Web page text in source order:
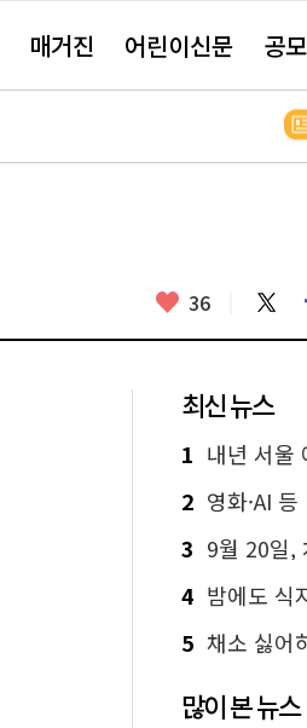
매거진 어린이신문 공
좋
요
36 트
위
터
최신 뉴스
1 내년 서울 예
2 영화·AI 등 192
3 9월 20일, 차 없는
4 밤에도 식지 않
5 채소 싫어하는 아이
많이 본 뉴스